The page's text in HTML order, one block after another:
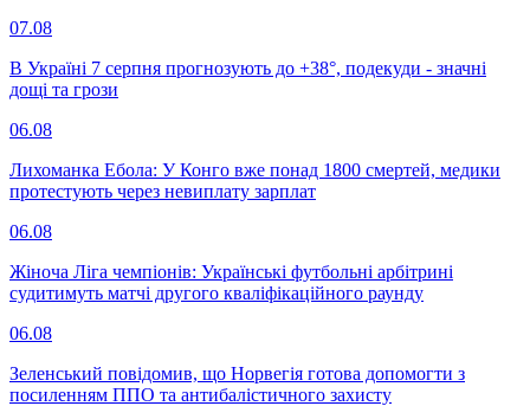
07.08
В Україні 7 серпня прогнозують до +38°, подекуди - значні
дощі та грози
06.08
Лихоманка Ебола: У Конго вже понад 1800 смертей, медики
протестують через невиплату зарплат
06.08
Жіноча Ліга чемпіонів: Українські футбольні арбітрині
судитимуть матчі другого кваліфікаційного раунду
06.08
Зеленський повідомив, що Норвегія готова допомогти з
посиленням ППО та антибалістичного захисту